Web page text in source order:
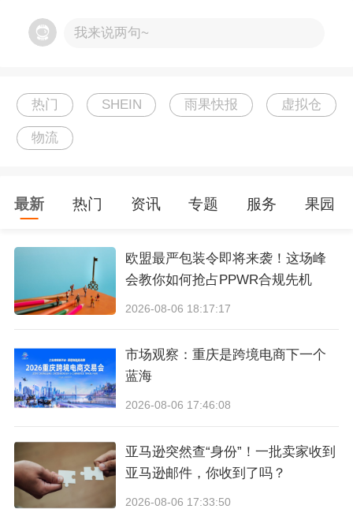
对于尚未完成切换的商家，行业观察人士建议立
即登录SHEIN商家后台确认物流接入状态，在6月
大件等特殊品类的商家则应提前与平台沟通例外
通道的申请流程。
来的备货、物流、渠道难题，精准对接 SHEIN 官
中国（广州）跨境电商交易会（6月16-18日，广
州广交会展馆A区），
（来源：雨果快报）
我来说两句~
热门 SHEIN 雨果快报 虚拟仓
物流
最新 热门 资讯 专题 服务 果园
欧盟最严包装令即将来袭！这场峰
会教你如何抢占PPWR合规先机
2026-08-06 18:17:17
市场观察：重庆是跨境电商下一个
蓝海
2026-08-06 17:46:08
亚马逊突然查“身份”！一批卖家收到
亚马逊邮件，你收到了吗？
2026-08-06 17:33:50